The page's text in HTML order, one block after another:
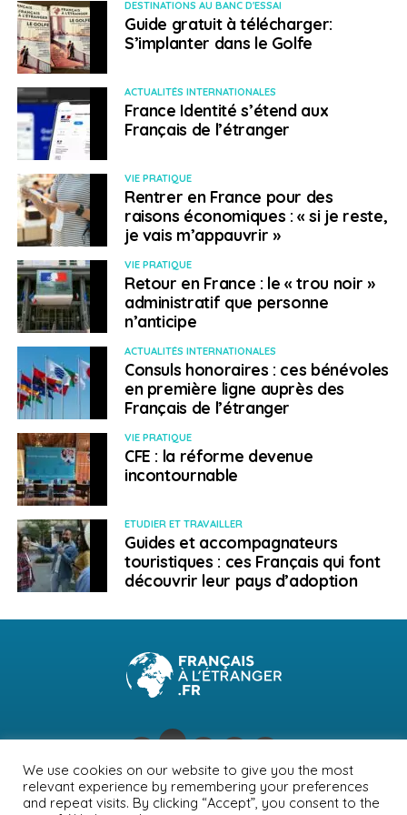
meurtrières y ont également été perpétrées lors de ces
dix derniers jours. Les sites miniers ne sont pas
épargnés par ce climat d’insécurité. En conséquence, la
société russe Nordgold a décidé de fermer son site
d’exploitation de l’or à Taparko, au centre-nord au
Burkina Faso, en raison de la menace terroriste.
Soudan
Des violences interethniques auraient provoqué la mort
de plus de 160 personnes le 24 avril au Darfour, selon le
porte-parole de la Coordination générale pour les
réfugiés et les personnes déplacées qui opère dans
cette région. Depuis 2003, la guerre civile fait rage dans
cette partie de l’ouest du Soudan, sur fond de
dissensions entre le pouvoir central à majorité arabe et
des insurgés issus de minorités ethniques. Le conflit est
régulièrement ravivé par des oppositions tribales et en
dépit des récents accords de paix de Juba signés en
août 2020 entre le gouvernement de transition et les
cinq principaux groupes rebelles du pays, dont ceux
issus du Darfour. Mais force est de constater que les
conséquences du coup d’État d’octobre 2021 (qui a
renversé le régime du dictateur Omar el-Bechir),
exacerbés par la crise politico-économique, ont
relancé les tensions sécuritaires dans cette région du
Darfour.
Nord/Moyen-Orient
Les heurts qui se sont multipliés ces derniers jours sur
l’esplanade des Mosquées, pendant la période du
Ramadan, ont ravivé les tensions à Jerusalem. La
DESTINATIONS AU BANC D'ESSAI
Guide gratuit à télécharger:
S’implanter dans le Golfe
ACTUALITÉS INTERNATIONALES
France Identité s’étend aux
Français de l’étranger
VIE PRATIQUE
Rentrer en France pour des
raisons économiques : « si je reste,
je vais m’appauvrir »
VIE PRATIQUE
Retour en France : le « trou noir »
administratif que personne
n’anticipe
ACTUALITÉS INTERNATIONALES
Consuls honoraires : ces bénévoles
en première ligne auprès des
Français de l’étranger
VIE PRATIQUE
CFE : la réforme devenue
incontournable
ETUDIER ET TRAVAILLER
Guides et accompagnateurs
touristiques : ces Français qui font
découvrir leur pays d’adoption
NEWSLETTER PUBLICITÉ CONTACTS MENTIONS LÉGALES
We use cookies on our website to give you the most
relevant experience by remembering your preferences
and repeat visits. By clicking “Accept”, you consent to the